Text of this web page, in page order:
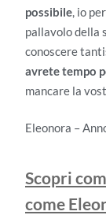
possibile , io
pallavolo della
conoscere
avrete tempo
mancare la
Eleonora –
Scopri
come